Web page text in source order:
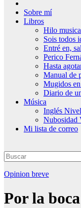
Sobre mí
Libros
Hilo
Sois todos
Entré en,
Perico
Hasta
Manual de
Mugidos
Diario de
Música
Inglés
Nubosidad
Mi lista de correo
Opinion breve
Por la